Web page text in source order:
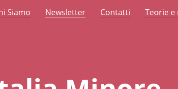
Siamo Newsletter Contatti Teorie